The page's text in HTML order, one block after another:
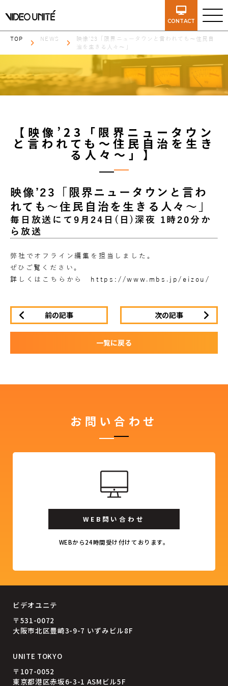
CONTACT
TOP NEWS
映像’23「限界ニュータウンと言われても～住民自
治を生きる人々～」
【映像’23「限界ニュータウン
と言われても～住民自治を生き
る人々～」】
映像’23「限界ニュータウンと言わ
れても～住民自治を生きる人々～」
毎日放送にて9月24日(日)深夜 1時20分か
ら放送
弊社でオフライン編集を担当しました。
ぜひご覧ください。
詳しくはこちらから
https://www.mbs.jp/eizou/
前の記事 次の記事
一覧に戻る
お問い合わせ
WEB問い合わせ
WEBから24時間受け付けております。
ビデオユニテ
〒531-0072
大阪市北区豊崎3-9-7 いずみビル8F
UNITE TOKYO
〒107-0052
東京都港区赤坂6-3-1 ASMビル5F